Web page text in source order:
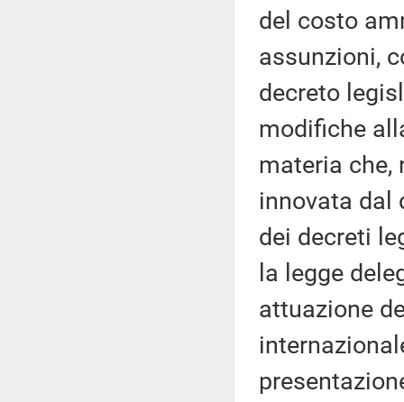
del costo
assunzioni,
decreto
modifiche
materia che,
innovata dal
dei decreti
la legge
attuazione